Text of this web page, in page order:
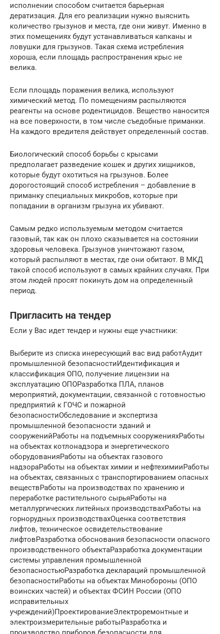
исполнении способом считается барьерная
дератизация. Для его реализации нужно выяснить
количество грызунов и места, где они живут. Именно в
этих помещениях будут устанавливаться капканы и
ловушки для грызунов. Такая схема истребления
хороша, если площадь распространения крыс не
велика.
Если площадь поражения велика, используют
химический метод. По помещениям распыляются
реагенты на основе родентицидов. Вещество наносится
на все поверхности, в том числе съедобные приманки.
На каждого вредителя действует определенный состав.
Биологический способ борьбы с крысами
предполагает разведение кошек и других хищников,
которые будут охотиться на грызунов. Более
дорогостоящий способ истребления – добавление в
приманку специальных микробов, которые при
попадании в организм грызуна их убивают.
Самым редко используемым методом считается
газовый, так как он плохо сказывается на состоянии
здоровья человека. Грызунов уничтожают газом,
который распыляют в местах, где они обитают. В МКД
такой способ используют в самых крайних случаях. При
этом людей просят покинуть дом на определенный
период.
Пригласить на тендер
Если у Вас идет тендер и нужны еще участники:
Выберите из списка инересующий вас вид работАудит
промышленной безопасностиИдентификация и
классификация ОПО, получение лицензии на
эксплуатацию ОПОРазработка ПЛА, планов
мероприятий, документации, связанной с готовностью
предприятий к ГОЧС и пожарной
безопасностиОбследование и экспертиза
промышленной безопасности зданий и
сооруженийРаботы на подъемных сооруженияхРаботы
на объектах котлонадзора и энергетического
оборудованияРаботы на объектах газового
надзораРаботы на объектах химии и нефтехимииРаботы
на объектах, связанных с транспортированием опасных
веществРаботы на производствах по хранению и
переработке растительного сырьяРаботы на
металлургических литейных производствахРаботы на
горнорудных производствахОценка соответствия
лифтов, техническое освидетельствование
лифтовРазработка обоснования безопасности опасного
производственного объектаРазработка документации
системы управления промышленной
безопасностьюРазработка деклараций промышленной
безопасностиРаботы на объектах Минобороны (ОПО
воинских частей) и объектах ФСИН России (ОПО
исправительных
учреждений)ПроектированиеЭлектроремонтные и
электроизмерительные работыРазработка и